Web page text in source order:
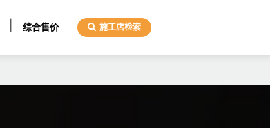
综合售价 施工店检索